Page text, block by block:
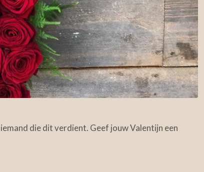
die dit verdient. Geef jouw Valentijn een